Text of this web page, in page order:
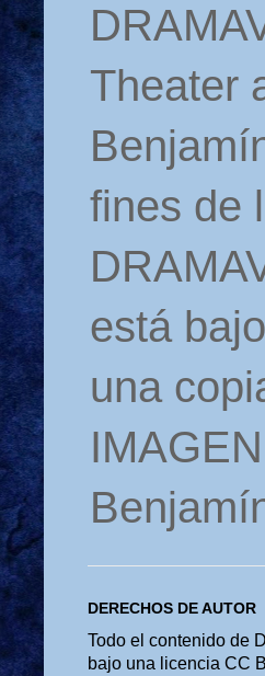
Theater
fines de
está
una
DERECHOS DE AUTOR
Todo el contenido de
bajo una licencia CC